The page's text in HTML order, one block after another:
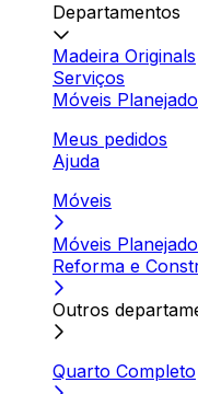
Departamentos
Madeira Originals
Serviços
Móveis
Meus pedidos
Ajuda
Móveis
Móveis
Reforma e
Outros
Quarto Completo